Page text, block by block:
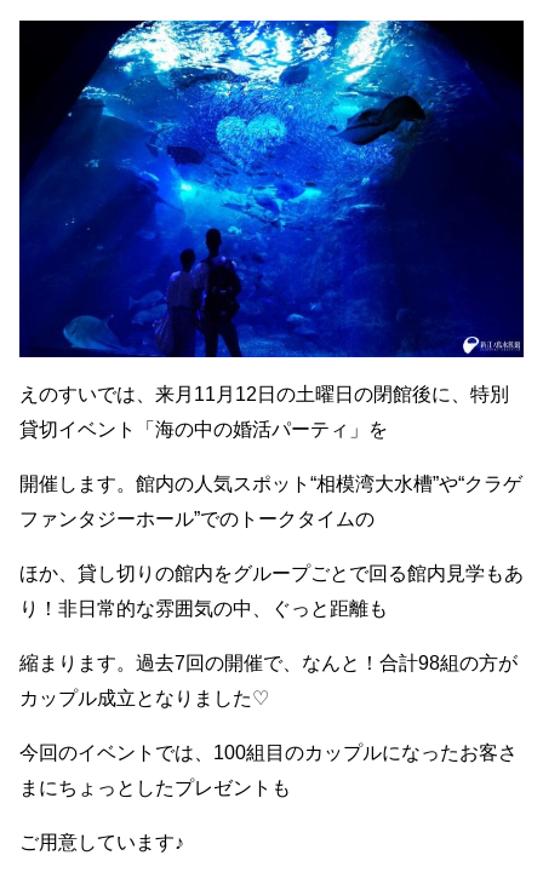
えのすいでは、来月 11 月 12 日の土曜日の閉館後に、特別
貸切イベント
「海の中の婚活パーティ」を
開催します。 館内の人気スポット“相模湾大水槽”や“クラゲ
ファンタジーホール”でのトークタイムの
ほか、 貸し切りの館内をグループごとで回る館内見学もあ
り！ 非日常的な雰囲気の中、ぐっと距離も
縮まります。 過去7回の開催で、なんと！合計98組の方が
カップル成立となりました♡
今回のイベントでは、 100組目のカップルになったお客さ
まにちょっとしたプレゼントも
ご用意しています♪